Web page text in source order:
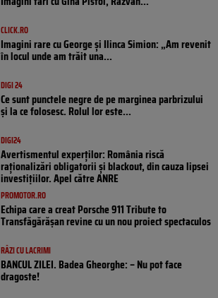
CLICK.RO
Imagini rare cu George și Ilinca Simion: „Am revenit
în locul unde am trăit una...
DIGI 24
Ce sunt punctele negre de pe marginea parbrizului
și la ce folosesc. Rolul lor este...
DIGI24
Avertismentul experților: România riscă
raționalizări obligatorii și blackout, din cauza lipsei
investițiilor. Apel către ANRE
PROMOTOR.RO
Echipa care a creat Porsche 911 Tribute to
Transfăgărășan revine cu un nou proiect spectaculos
RÂZI CU LACRIMI
BANCUL ZILEI. Badea Gheorghe: – Nu pot face
dragoste!